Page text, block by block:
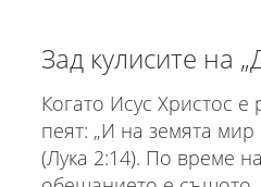
Зад кулисите на
Когато Исус Христос е
пеят: „И на земята
(Лука 2:14). По време